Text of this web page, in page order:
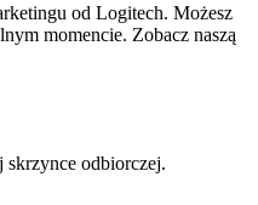
od Logitech. Możesz
momencie. Zobacz naszą
odbiorczej.